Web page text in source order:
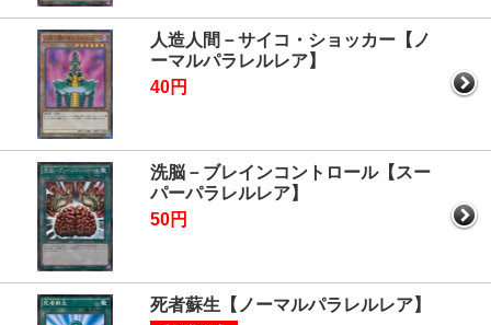
人造人間－サイコ・ショッカー【ノ
ーマルパラレルレア】
40円
洗脳－ブレインコントロール【スー
パーパラレルレア】
50円
死者蘇生【ノーマルパラレルレア】